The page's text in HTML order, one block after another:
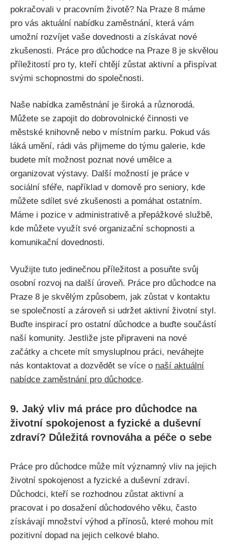
pokračovali v pracovním životě? Na Praze 8 máme
pro vás aktuální nabídku zaměstnání, která vám
umožní rozvíjet vaše dovednosti a získávat nové
zkušenosti. Práce pro důchodce na Praze 8 je skvělou
příležitostí pro ty, kteří chtějí zůstat aktivní a přispívat
svými schopnostmi do společnosti.
Naše nabídka zaměstnání je široká a různorodá.
Můžete se zapojit do dobrovolnické činnosti ve
městské knihovně nebo v místním parku. Pokud vás
láká umění, rádi vás přijmeme do týmu galerie, kde
budete mít možnost poznat nové umělce a
organizovat výstavy. Další možností je práce v
sociální sféře, například v domově pro seniory, kde
můžete sdílet své zkušenosti a pomáhat ostatním.
Máme i pozice v administrativě a přepážkové službě,
kde můžete využít své organizační schopnosti a
komunikační dovednosti.
Využijte tuto jedinečnou příležitost a posuňte svůj
osobní rozvoj na další úroveň. Práce pro důchodce na
Praze 8 je skvělým způsobem, jak zůstat v kontaktu
se společností a zároveň si udržet aktivní životní styl.
Buďte inspirací pro ostatní důchodce a buďte součástí
naší komunity. Jestliže jste připraveni na nové
začátky a chcete mít smysluplnou práci, neváhejte
nás kontaktovat a dozvědět se více o naší aktuální
nabídce zaměstnání pro důchodce.
9. Jaký vliv má práce pro důchodce na
životní spokojenost a fyzické a duševní
zdraví? Důležitá rovnováha a péče o sebe
Práce pro důchodce může mít významný vliv na jejich
životní spokojenost a fyzické a duševní zdraví.
Důchodci, kteří se rozhodnou zůstat aktivní a
pracovat i po dosažení důchodového věku, často
získávají množství výhod a přínosů, které mohou mít
pozitivní dopad na jejich celkové blaho.